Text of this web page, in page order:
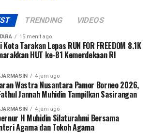
TRENDING VIDEOS
15 menit ago
Kota Tarakan Lepas RUN FOR FREEDOM 8.1K
HUT ke-81 Kemerdekaan RI
4 jam ago
Wastra Nusantara Pamor Borneo 2026,
Jannah Muhidin Tampilkan Sasirangan
4 jam ago
H Muhidin Silaturahmi Bersama
Agama dan Tokoh Agama